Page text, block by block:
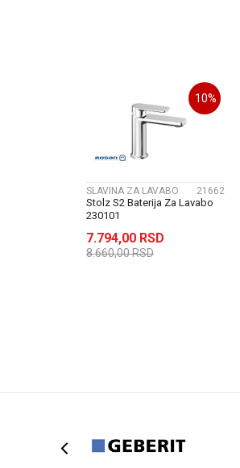
POŠALJI
Zemlja proizvodnje
Uvoznik / proizvodjač
10%
SLAVINA ZA LAVABO 21662
Stolz S2 Baterija Za Lavabo
230101
7.794,00 RSD
8.660,00RSD